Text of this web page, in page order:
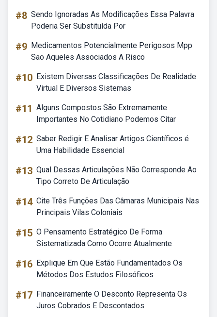
#8 Sendo Ignoradas As Modificações Essa Palavra
Poderia Ser Substituída Por
#9 Medicamentos Potencialmente Perigosos Mpp
Sao Aqueles Associados A Risco
#10 Existem Diversas Classificações De Realidade
Virtual E Diversos Sistemas
#11 Alguns Compostos São Extremamente
Importantes No Cotidiano Podemos Citar
#12 Saber Redigir E Analisar Artigos Científicos é
Uma Habilidade Essencial
#13 Qual Dessas Articulações Não Corresponde Ao
Tipo Correto De Articulação
#14 Cite Três Funções Das Câmaras Municipais Nas
Principais Vilas Coloniais
#15 O Pensamento Estratégico De Forma
Sistematizada Como Ocorre Atualmente
#16 Explique Em Que Estão Fundamentados Os
Métodos Dos Estudos Filosóficos
#17 Financeiramente O Desconto Representa Os
Juros Cobrados E Descontados